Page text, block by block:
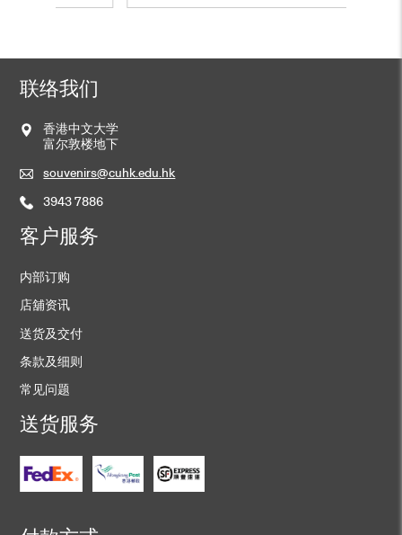
联络我们
香港中文大学
富尔敦楼地下
souvenirs@cuhk.edu.hk
3943 7886
客户服务
内部订购
店舖资讯
送货及交付
条款及细则
常见问题
送货服务